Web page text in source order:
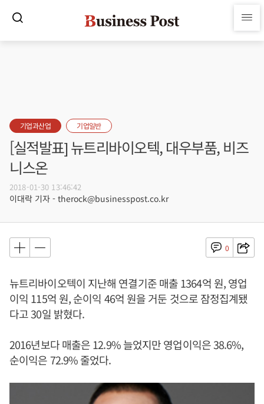
기업과산업 기업일반
[실적발표] 뉴트리바이오텍, 대우부품, 비즈
니스온
2018-01-30 13:46:42
이대락 기자 - therock@businesspost.co.kr
0
뉴트리바이오텍이 지난해 연결기준 매출 1364억 원, 영업
이익 115억 원, 순이익 46억 원을 거둔 것으로 잠정집계됐
다고 30일 밝혔다.
2016년보다 매출은 12.9% 늘었지만 영업이익은 38.6%,
순이익은 72.9% 줄었다.